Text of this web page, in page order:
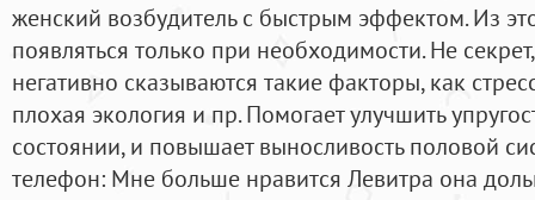
женский возбудитель с быстрым эффектом. Из
появляться только при необходимости. Не
негативно сказываются такие факторы, как
плохая экология и пр. Помогает улучшить
состоянии, и повышает выносливость половой
телефон: Мне больше нравится Левитра она